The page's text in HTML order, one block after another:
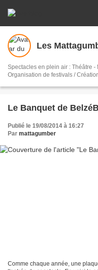
Les
Spectacles en plein air : Théâtre
Organisation de festivals /
Le Banquet de
Publié le 19/08/2014 à 16:27
Par mattagumber
Comme chaque année, une